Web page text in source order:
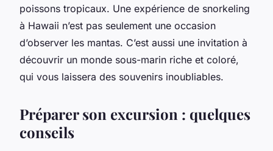
poissons tropicaux. Une expérience de snorkeling
à Hawaii n’est pas seulement une occasion
d’observer les mantas. C’est aussi une invitation à
découvrir un monde sous-marin riche et coloré,
qui vous laissera des souvenirs inoubliables.
Préparer son excursion : quelques
conseils